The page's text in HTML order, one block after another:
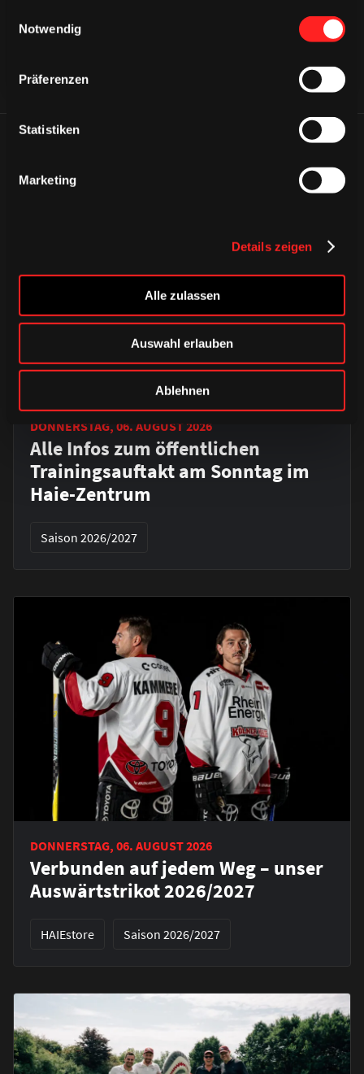
Notwendig
Präferenzen
Statistiken
Marketing
Details zeigen
Alle zulassen
Auswahl erlauben
Ablehnen
DONNERSTAG, 06. AUGUST 2026
Alle Infos zum öffentlichen
Trainingsauftakt am Sonntag im
Haie-Zentrum
Saison 2026/2027
DONNERSTAG, 06. AUGUST 2026
Verbunden auf jedem Weg – unser
Auswärtstrikot 2026/2027
HAIEstore Saison 2026/2027